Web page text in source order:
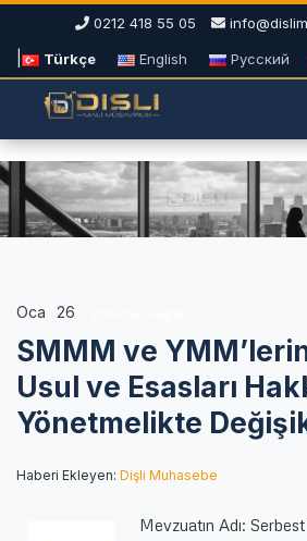
0212 418 55 05
Türkçe English Русский
Oca 26
YMM’lerin
Çalışma
Usul
ve
Yönetmelikte
SMMM ve
Usul ve Esasları
Yönetmelikte
Haberi Ekleyen: Dişli Muhasebe
Mevzuatın Adı: